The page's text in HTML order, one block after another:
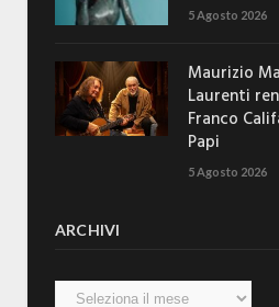
5 Agosto 2026
Maurizio
Laurenti
Franco
Papi
5 Agosto 2026
ARCHIVI
Archivi